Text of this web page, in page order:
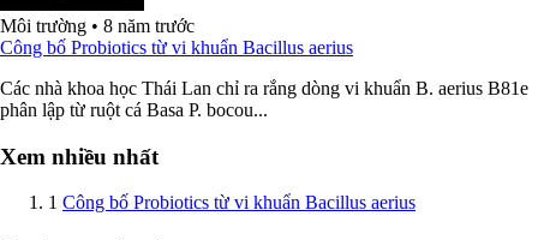
Môi trường • 8 năm trước
Công bố Probiotics từ vi khuẩn Bacillus aerius
Các nhà khoa học Thái Lan chỉ ra rắng dòng vi khuẩn B. aerius B81e
phân lập từ ruột cá Basa P. bocou...
Xem nhiều nhất
1 Công bố Probiotics từ vi khuẩn Bacillus aerius